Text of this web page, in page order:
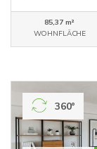
85,37 m²
WOHNFLÄCHE
360°